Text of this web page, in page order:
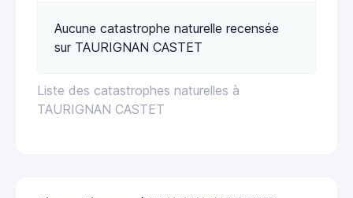
Liste des catastrophes naturelles à
TAURIGNAN CASTET
Aucune catastrophe naturelle recensée
sur TAURIGNAN CASTET